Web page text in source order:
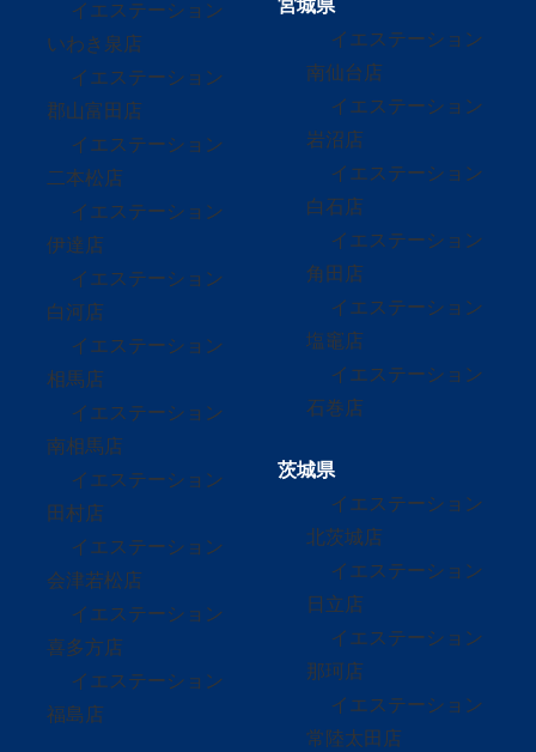
イエステーション
いわき泉店
イエステーション
郡山富田店
イエステーション
二本松店
イエステーション
伊達店
イエステーション
白河店
イエステーション
相馬店
イエステーション
南相馬店
イエステーション
田村店
イエステーション
会津若松店
イエステーション
喜多方店
イエステーション
福島店
宮城県
イエステーション
南仙台店
イエステーション
岩沼店
イエステーション
白石店
イエステーション
角田店
イエステーション
塩竈店
イエステーション
石巻店
茨城県
イエステーション
北茨城店
イエステーション
日立店
イエステーション
那珂店
イエステーション
常陸太田店